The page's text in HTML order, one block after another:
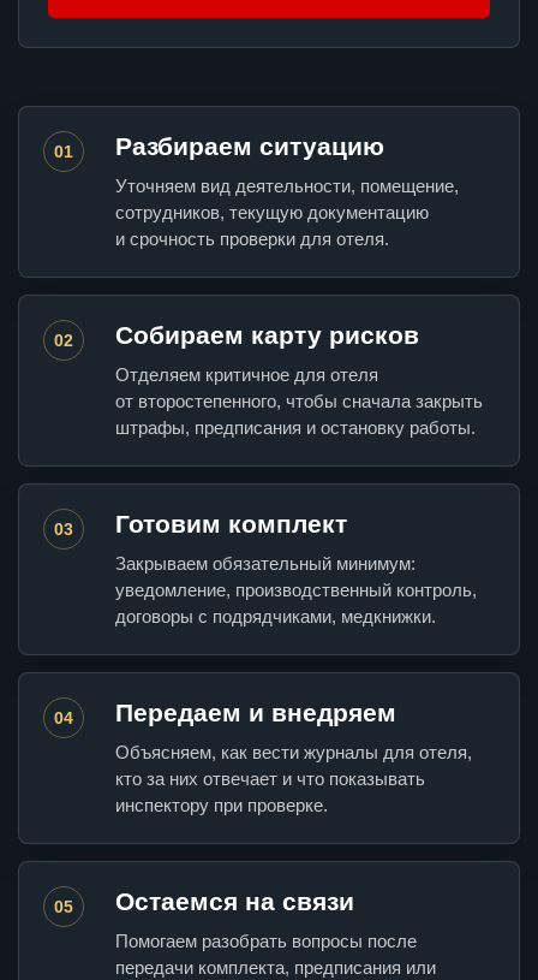
01 Разбираем ситуацию
Уточняем вид деятельности, помещение,
сотрудников, текущую документацию
и срочность проверки для отеля.
02 Собираем карту рисков
Отделяем критичное для отеля
от второстепенного, чтобы сначала закрыть
штрафы, предписания и остановку работы.
03 Готовим комплект
Закрываем обязательный минимум:
уведомление, производственный контроль,
договоры с подрядчиками, медкнижки.
04 Передаем и внедряем
Объясняем, как вести журналы для отеля,
кто за них отвечает и что показывать
инспектору при проверке.
05 Остаемся на связи
Помогаем разобрать вопросы после
передачи комплекта, предписания или